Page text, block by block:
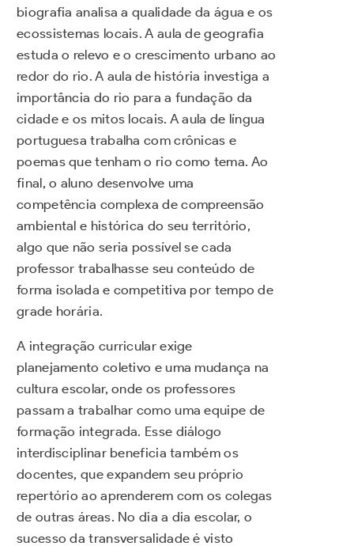
biografia analisa a qualidade da água e os
ecossistemas locais. A aula de geografia
estuda o relevo e o crescimento urbano ao
redor do rio. A aula de história investiga a
importância do rio para a fundação da
cidade e os mitos locais. A aula de língua
portuguesa trabalha com crônicas e
poemas que tenham o rio como tema. Ao
final, o aluno desenvolve uma
competência complexa de compreensão
ambiental e histórica do seu território,
algo que não seria possível se cada
professor trabalhasse seu conteúdo de
forma isolada e competitiva por tempo de
grade horária.
A integração curricular exige
planejamento coletivo e uma mudança na
cultura escolar, onde os professores
passam a trabalhar como uma equipe de
formação integrada. Esse diálogo
interdisciplinar beneficia também os
docentes, que expandem seu próprio
repertório ao aprenderem com os colegas
de outras áreas. No dia a dia escolar, o
sucesso da transversalidade é visto